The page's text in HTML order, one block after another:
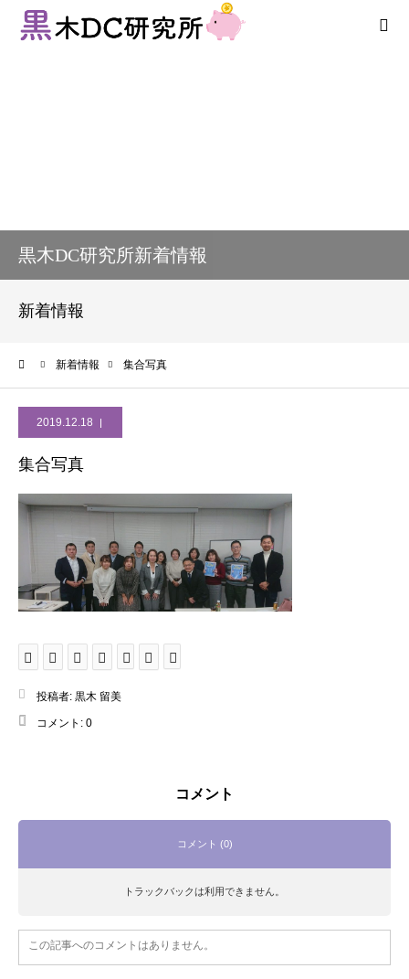
黒木DC研究所新着情報
新着情報
新着情報 集合写真
2019.12.18
集合写真
投稿者: 黒木 留美
コメント: 0
コメント
コメント (0)
トラックバックは利用できません。
この記事へのコメントはありません。
新着情報
お問い合わせ